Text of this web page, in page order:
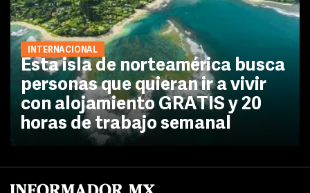
INTERNACIONAL
Esta isla de norteamérica busca
personas que quieran ir a vivir
con alojamiento GRATIS y 20
horas de trabajo semanal